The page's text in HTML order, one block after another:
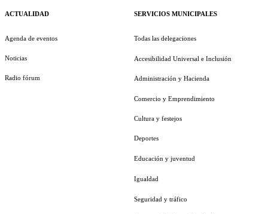
ACTUALIDAD
Agenda de eventos
Noticias
Radio fórum
SERVICIOS MUNICIPALES
Todas las delegaciones
Accesibilidad Universal e Inclusión
Administración y Hacienda
Comercio y Emprendimiento
Cultura y festejos
Deportes
Educación y juventud
Igualdad
Seguridad y tráfico